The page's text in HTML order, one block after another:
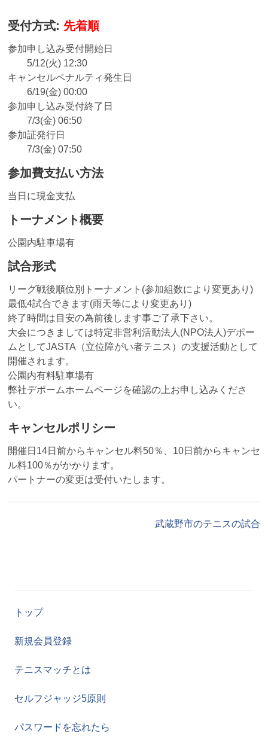
受付方式: 先着順
参加申し込み受付開始日
5/12(火) 12:30
キャンセルペナルティ発生日
6/19(金) 00:00
参加申し込み受付終了日
7/3(金) 06:50
参加証発行日
7/3(金) 07:50
参加費支払い方法
当日に現金支払
トーナメント概要
公園内駐車場有
試合形式
リーグ戦後順位別トーナメント(参加組数により変更あり)
最低4試合できます(雨天等により変更あり)
終了時間は目安の為前後します事ご了承下さい。
大会につきましては特定非営利活動法人(NPO法人)デポー
ムとしてJASTA（立位障がい者テニス）の支援活動として
開催されます。
公園内有料駐車場有
弊社デポームホームページを確認の上お申し込みくださ
い。
キャンセルポリシー
開催日14日前からキャンセル料50％、10日前からキャンセ
ル料100％がかかります。
パートナーの変更は受付いたします。
武蔵野市のテニスの試合
トップ
新規会員登録
テニスマッチとは
セルフジャッジ5原則
パスワードを忘れたら